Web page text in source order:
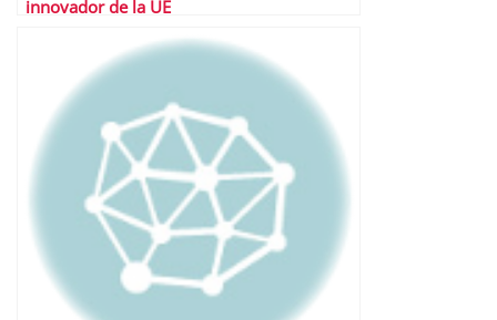
innovador de la UE